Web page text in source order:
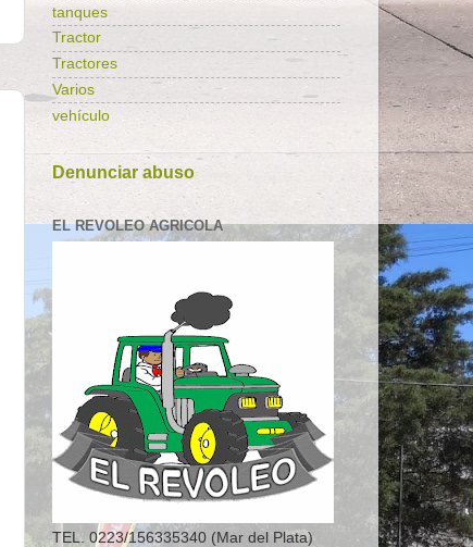
tanques
Tractor
Tractores
Varios
vehículo
Denunciar abuso
EL REVOLEO AGRICOLA
TEL. 0223/156335340 (Mar del Plata)